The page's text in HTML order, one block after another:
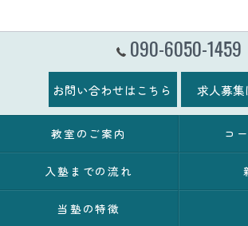
090-6050-1459
お問い合わせはこちら 求人募集
教室のご案内 コ
入塾までの流れ
当塾の特徴